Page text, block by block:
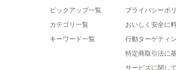
ピックアップ一覧
カテゴリ一覧
キーワード一覧
プライバシーポ
おいしく安全に
行動ターゲティ
特定商取引法に
サービスに関し